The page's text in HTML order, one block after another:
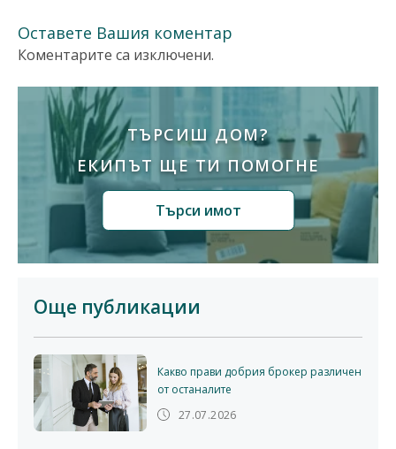
Оставете Вашия коментар
Коментарите са изключени.
ТЪРСИШ ДОМ?
ЕКИПЪТ ЩЕ ТИ ПОМОГНЕ
Търси имот
Още публикации
Какво прави добрия брокер различен
от останалите
27.07.2026